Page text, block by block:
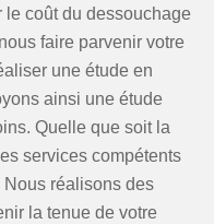
le coût du dessouchage
faire parvenir votre
une étude en
ainsi une étude
Quelle que soit la
services compétents
Nous réalisons des
la tenue de votre